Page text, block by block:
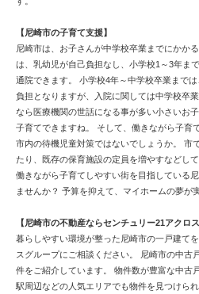
【尼崎市の子育て支援】
尼崎市は、お子さんが中学校卒業までにかか
は、乳幼児が自己負担なし、小学校1～3年ま
通院できます。 小学校4年～中学校卒業まで
負担となりますが、入院に関しては中学校卒
なら医療機関の世話になる事が多い小さいお
子育てできますね。 そして、働きながら子育
市内の待機児童対策ではないでしょうか。 市
たり、既存の保育施設の定員を増やすなどし
働きながら子育てしやすい街を目指している
ませんか？ 予算を抑えて、マイホームの夢が
【尼崎市の不動産ならセンチュリー21アクロ
暮らしやすい環境が整った尼崎市の一戸建て
スグループにご相談ください。 尼崎市の中古
件をご紹介しています。 物件数が豊富な中古
駅周辺などの人気エリアでも物件を見つけら